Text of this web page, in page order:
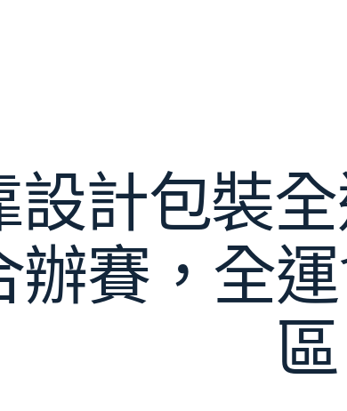
設計包裝全
辦賽，全
區